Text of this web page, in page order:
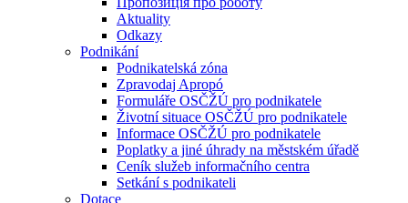
Aktuality
Odkazy
Podnikání
Podnikatelská zóna
Zpravodaj Apropó
Formuláře OSČŽÚ pro podnikatele
Životní situace OSČŽÚ pro podnikatele
Informace OSČŽÚ pro podnikatele
Poplatky a jiné úhrady na městském úřadě
Ceník služeb informačního centra
Setkání s podnikateli
Dotace